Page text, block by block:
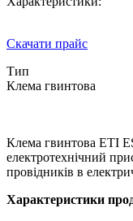
Скачати прайс
Тип
Клема гвинтова
Клема гвинтова ETI
електротехнічний
провідників в
Характеристики